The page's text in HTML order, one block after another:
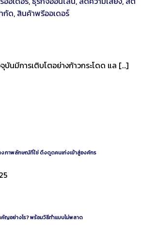
กัด, สินค้าพรีออเดอร์
บันมีการเติบโตอย่างก้าวกระโดด แล […]
างภาพลักษณ์ที่ใช่ ดึงดูดคนเก่งเข้าสู่องค์กร
ญอย่างไร? พร้อมวิธีทำแบบไม่พลาด